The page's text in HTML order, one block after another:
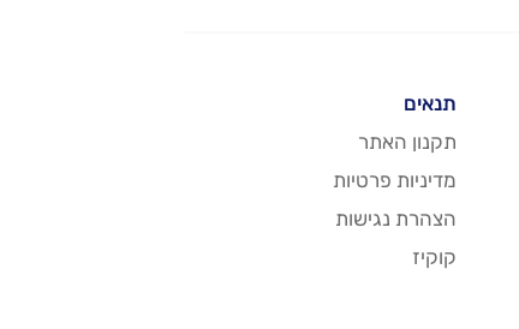
תנאים
תקנון האתר
מדיניות פרטיות
הצהרת נגישות
קוקיז